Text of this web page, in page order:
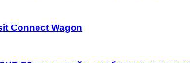
Connect Wagon